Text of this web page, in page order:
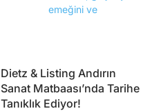
Dietz & Listing Andırın
Sanat Matbaası’nda Tarihe
Tanıklık Ediyor!